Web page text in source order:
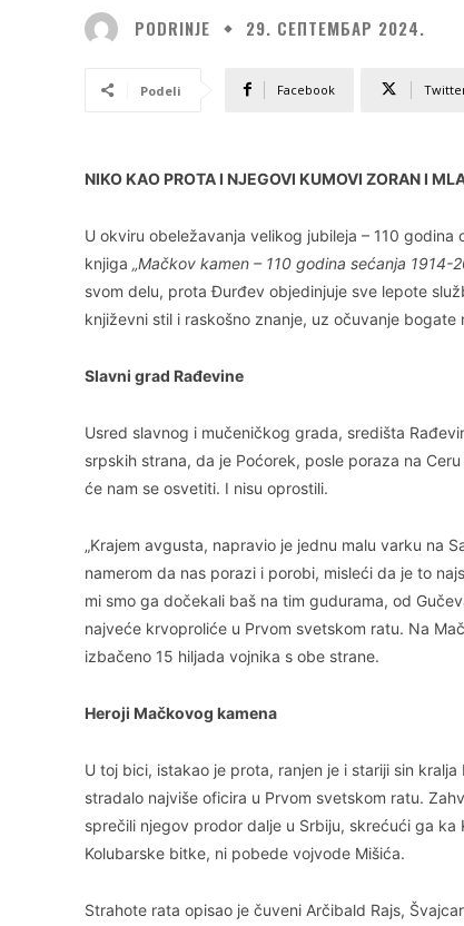
PODRINJE 29. СЕПТЕМБАР 2024.
Podeli Facebook
NIKO KAO PROTA I NJEGOVI KUMOVI ZORAN I
U okviru obeležavanja velikog jubileja – 110
knjiga „Mačkov kamen – 110 godina sećanja 1914-
svom delu, prota Đurđev objedinjuje sve lepote
književni stil i raskošno znanje, uz očuvanje bogate
Slavni grad Rađevine
Usred slavnog i mučeničkog grada, središta
srpskih strana, da je Poćorek, posle poraza na
će nam se osvetiti. I nisu oprostili.
„Krajem avgusta, napravio je jednu malu varku na
namerom da nas porazi i porobi, misleći da je to
mi smo ga dočekali baš na tim gudurama, od
najveće krvoproliće u Prvom svetskom ratu. Na
izbačeno 15 hiljada vojnika s obe strane.
Heroji Mačkovog kamena
U toj bici, istakao je prota, ranjen je i stariji sin
stradalo najviše oficira u Prvom svetskom ratu.
sprečili njegov prodor dalje u Srbiju, skrećući ga
Kolubarske bitke, ni pobede vojvode Mišića.
Strahote rata opisao je čuveni Arčibald Rajs,